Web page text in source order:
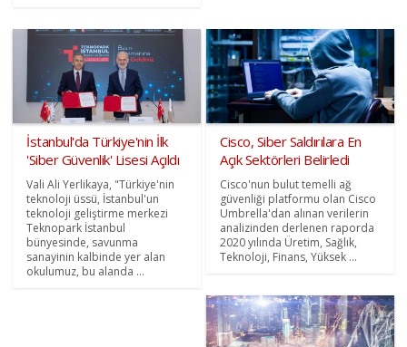
İstanbul'da Türkiye'nin İlk
'Siber Güvenlik' Lisesi Açıldı
Vali Ali Yerlikaya, "Türkiye'nin
teknoloji üssü, İstanbul'un
teknoloji geliştirme merkezi
Teknopark İstanbul
bünyesinde, savunma
sanayinin kalbinde yer alan
okulumuz, bu alanda ...
Cisco, Siber Saldırılara En
Açık Sektörleri Belirledi
Cisco'nun bulut temelli ağ
güvenliği platformu olan Cisco
Umbrella'dan alınan verilerin
analizinden derlenen raporda
2020 yılında Üretim, Sağlık,
Teknoloji, Finans, Yüksek ...